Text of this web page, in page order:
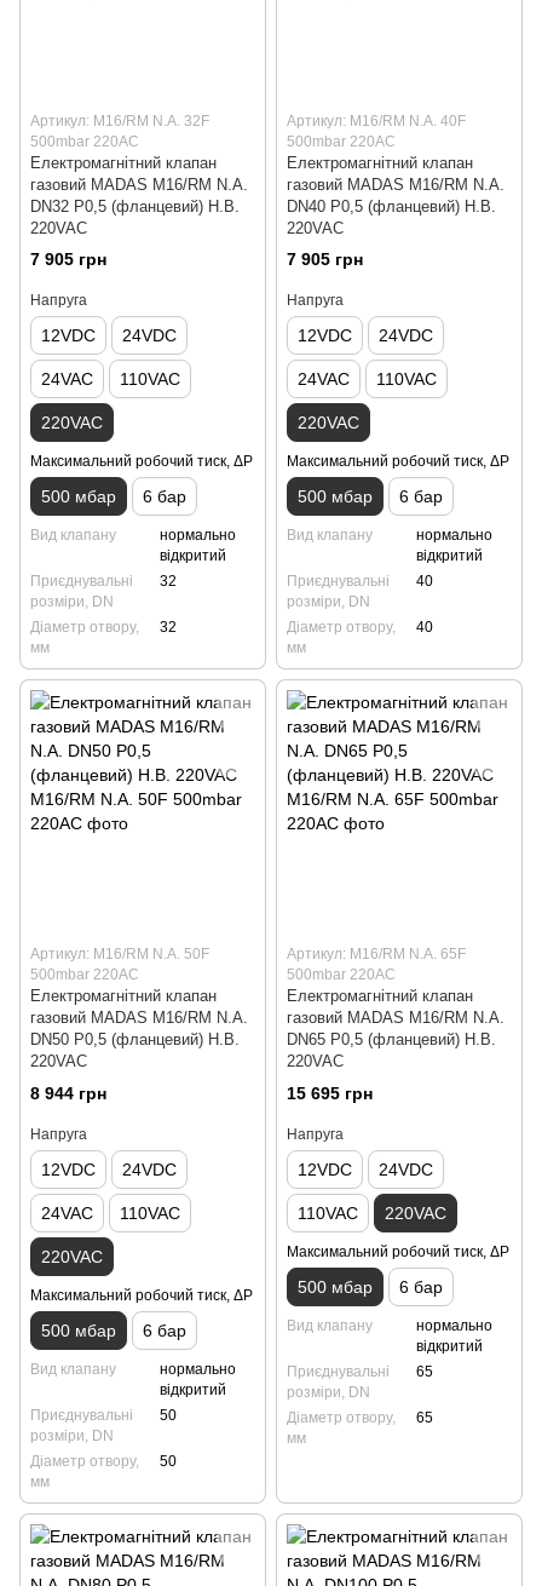
Артикул: M16/RM N.A. 32F
500mbar 220AC
Електромагнітний клапан
газовий MADAS M16/RM N.A.
DN32 Р0,5 (фланцевий) Н.В.
220VAC
7 905 грн
Напруга
12VDC 24VDC
24VAC 110VAC
220VAC
Максимальний робочий тиск, ΔP
500 мбар 6 бар
Вид клапану
нормально
відкритий
Приєднувальні
розміри, DN
32
Діаметр отвору,
мм
32
Артикул: M16/RM N.A. 40F
500mbar 220AC
Електромагнітний клапан
газовий MADAS M16/RM N.A.
DN40 Р0,5 (фланцевий) Н.В.
220VAC
7 905 грн
Напруга
12VDC 24VDC
24VAC 110VAC
220VAC
Максимальний робочий тиск, ΔP
500 мбар 6 бар
Вид клапану
нормально
відкритий
Приєднувальні
розміри, DN
40
Діаметр отвору,
мм
40
Артикул: M16/RM N.A. 50F
500mbar 220AC
Електромагнітний клапан
газовий MADAS M16/RM N.A.
DN50 Р0,5 (фланцевий) Н.В.
220VAC
8 944 грн
Напруга
12VDC 24VDC
24VAC 110VAC
220VAC
Максимальний робочий тиск, ΔP
500 мбар 6 бар
Вид клапану
нормально
відкритий
Приєднувальні
розміри, DN
50
Діаметр отвору,
мм
50
Артикул: M16/RM N.A. 65F
500mbar 220AC
Електромагнітний клапан
газовий MADAS M16/RM N.A.
DN65 Р0,5 (фланцевий) Н.В.
220VAC
15 695 грн
Напруга
12VDC 24VDC
110VAC 220VAC
Максимальний робочий тиск, ΔP
500 мбар 6 бар
Вид клапану
нормально
відкритий
Приєднувальні
розміри, DN
65
Діаметр отвору,
мм
65